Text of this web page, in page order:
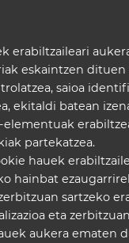
erabiltzaileari
eskaintzen
saioa
ekitaldi batean
partekatzea.
hauek
hainbat
sartzeko
eta
aukera